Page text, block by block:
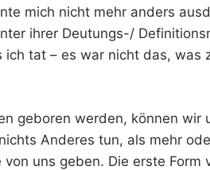
mich nicht mehr anders
ihrer Deutungs-/
ich tat – es war nicht das, was
geboren werden, können wir
Anderes tun, als mehr
von uns geben. Die erste Form